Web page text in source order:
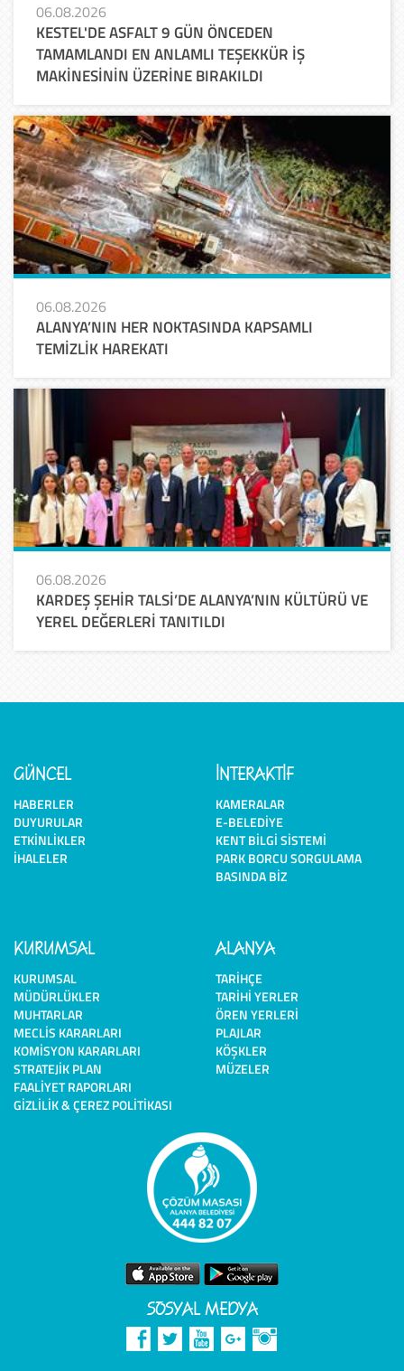
06.08.2026
KESTEL'DE ASFALT 9 GÜN ÖNCEDEN
TAMAMLANDI EN ANLAMLI TEŞEKKÜR İŞ
MAKİNESİNİN ÜZERİNE BIRAKILDI
06.08.2026
ALANYA’NIN HER NOKTASINDA KAPSAMLI
TEMİZLİK HAREKATI
06.08.2026
KARDEŞ ŞEHİR TALSİ’DE ALANYA’NIN KÜLTÜRÜ VE
YEREL DEĞERLERİ TANITILDI
GÜNCEL
HABERLER
DUYURULAR
ETKINLIKLER
İHALELER
İNTERAKTİF
KAMERALAR
E-BELEDIYE
KENT BILGI SISTEMI
PARK BORCU SORGULAMA
BASINDA BIZ
KURUMSAL
KURUMSAL
MÜDÜRLÜKLER
MUHTARLAR
MECLIS KARARLARI
KOMISYON KARARLARI
STRATEJIK PLAN
FAALIYET RAPORLARI
GIZLILIK & ÇEREZ POLITIKASI
ALANYA
TARIHÇE
TARIHI YERLER
ÖREN YERLERI
PLAJLAR
KÖŞKLER
MÜZELER
SOSYAL MEDYA